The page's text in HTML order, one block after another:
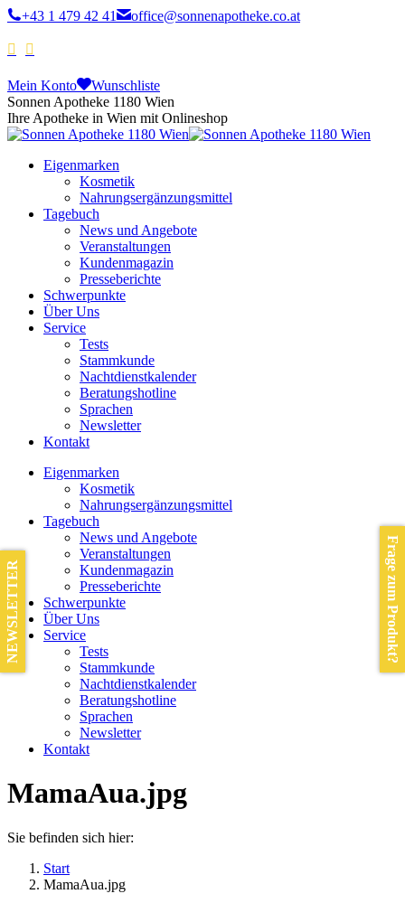
+43 1 479 42 41 office@sonnenapotheke.co.at
Mein Konto
Wunschliste
Sonnen Apotheke 1180 Wien
Ihre Apotheke in Wien mit Onlineshop
Eigenmarken
Kosmetik
Nahrungsergänzungsmittel
Tagebuch
News und Angebote
Veranstaltungen
Kundenmagazin
Presseberichte
Schwerpunkte
Über Uns
Service
Tests
Stammkunde
Nachtdienstkalender
Beratungshotline
Sprachen
Newsletter
Kontakt
Eigenmarken
Kosmetik
Nahrungsergänzungsmittel
Tagebuch
News und Angebote
Veranstaltungen
Kundenmagazin
Presseberichte
Schwerpunkte
Über Uns
Service
Tests
Stammkunde
Nachtdienstkalender
Beratungshotline
Sprachen
Newsletter
Kontakt
MamaAua.jpg
Sie befinden sich hier:
Start
MamaAua.jpg
Frage zum Produkt?
NEWSLETTER